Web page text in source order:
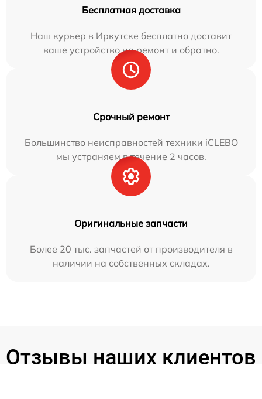
Бесплатная доставка
Наш курьер в Иркутске бесплатно доставит
ваше устройство на ремонт и обратно.
Срочный ремонт
Большинство неисправностей техники iCLEBO
мы устраняем в течение 2 часов.
Оригинальные запчасти
Более 20 тыс. запчастей от производителя в
наличии на собственных складах.
Отзывы наших клиентов